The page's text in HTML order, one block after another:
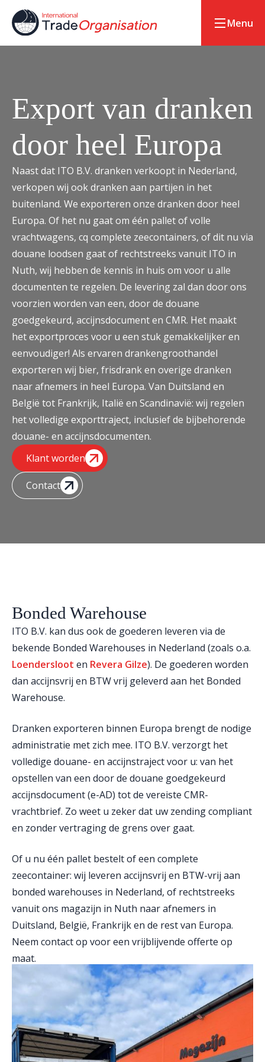
Menu
Export van dranken
door heel Europa
Naast dat ITO B.V. dranken verkoopt in Nederland,
verkopen wij ook dranken aan partijen in het
buitenland. We exporteren onze dranken door heel
Europa. Of het nu gaat om één pallet of volle
vrachtwagens, cq complete zeecontainers, of dit nu via
douane loodsen gaat of rechtstreeks vanuit ITO in
Nuth, wij hebben de kennis in huis om voor u alle
documenten te regelen. De levering zal dan door ons
voorzien worden van een, door de douane
goedgekeurd, accijnsdocument en CMR. Het maakt
het exportproces voor u een stuk gemakkelijker en
eenvoudiger! Als ervaren drankengroothandel
exporteren wij bier, frisdrank en overige dranken
naar afnemers in heel Europa. Van Duitsland en
België tot Frankrijk, Italië en Scandinavië: wij regelen
het volledige exporttraject, inclusief de bijbehorende
douane- en accijnsdocumenten.
Klant worden
Contact
Bonded Warehouse
ITO B.V. kan dus ook de goederen leveren via de
bekende Bonded Warehouses in Nederland (zoals o.a.
Loendersloot en Revera Gilze). De goederen worden
dan accijnsvrij en BTW vrij geleverd aan het Bonded
Warehouse.
Dranken exporteren binnen Europa brengt de nodige
administratie met zich mee. ITO B.V. verzorgt het
volledige douane- en accijnstraject voor u: van het
opstellen van een door de douane goedgekeurd
accijnsdocument (e-AD) tot de vereiste CMR-
vrachtbrief. Zo weet u zeker dat uw zending compliant
en zonder vertraging de grens over gaat.
Of u nu één pallet bestelt of een complete
zeecontainer: wij leveren accijnsvrij en BTW-vrij aan
bonded warehouses in Nederland, of rechtstreeks
vanuit ons magazijn in Nuth naar afnemers in
Duitsland, België, Frankrijk en de rest van Europa.
Neem contact op voor een vrijblijvende offerte op
maat.
Offerte aanvragen